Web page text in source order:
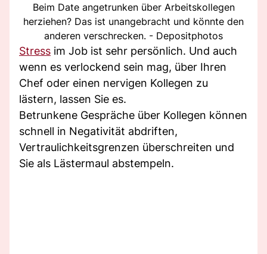
Beim Date angetrunken über Arbeitskollegen
herziehen? Das ist unangebracht und könnte den
anderen verschrecken. - Depositphotos
Stress im Job ist sehr persönlich. Und auch
wenn es verlockend sein mag, über Ihren
Chef oder einen nervigen Kollegen zu
lästern, lassen Sie es.
Betrunkene Gespräche über Kollegen können
schnell in Negativität abdriften,
Vertraulichkeitsgrenzen überschreiten und
Sie als Lästermaul abstempeln.